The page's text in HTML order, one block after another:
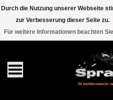
EUR
Gallonen
Durch die Nutzung unserer Webseite
zur Verbesserung dieser Seite zu.
Für weitere Informationen beachten